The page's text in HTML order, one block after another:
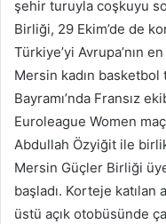
şehir turuyla coşkuyu
Birliği, 29 Ekim’de de
Türkiye’yi Avrupa’nın
Mersin kadın basketbol
Bayramı’nda Fransız
Euroleague Women
Abdullah Özyiğit ile
Mersin Güçler Birliği
başladı. Korteje
üstü açık otobüsünde